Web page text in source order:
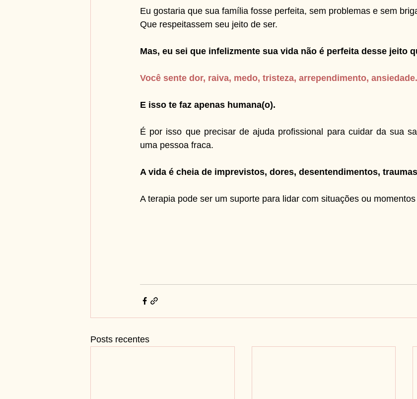
Eu gostaria que sua família fosse perfeita, sem problemas e sem
Que respeitassem seu jeito de ser.
Mas, eu sei que infelizmente sua vida não é perfeita desse jeito
Você sente dor, raiva, medo, tristeza, arrependimento,
E isso te faz apenas humana(o).
É por isso que precisar de ajuda profissional para cuidar da sua
uma pessoa fraca.
A vida é cheia de imprevistos, dores, desentendimentos,
A terapia pode ser um suporte para lidar com situações ou
Posts recentes